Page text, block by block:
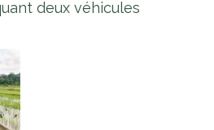
deux véhicules